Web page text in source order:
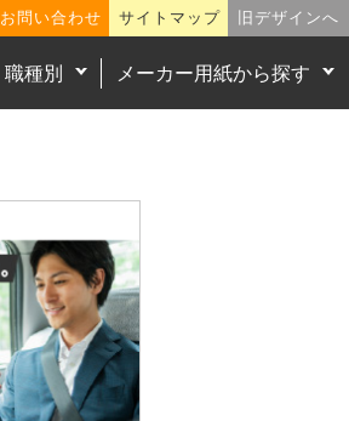
お問い合わせ サイトマップ 旧デザインへ
職種別 メーカー用紙から探す